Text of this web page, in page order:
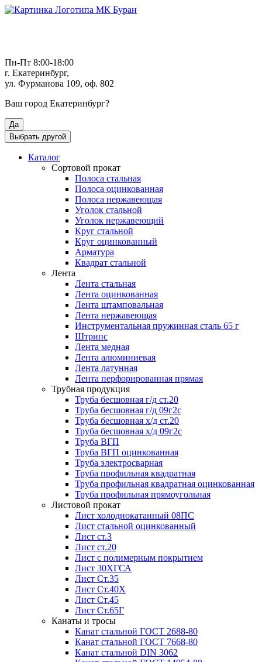
Пн-Пт 8:00-18:00
г. Екатеринбург,
ул. Фурманова 109, оф. 802
Ваш город Екатеринбург?
Да
Выбрать другой
Каталог
Сортовой прокат
Полоса стальная
Полоса оцинкованная
Полоса нержавеющая
Уголок стальной
Уголок нержавеющий
Круг стальной
Круг оцинкованный
Арматура
Квадрат стальной
Лента
Лента стальная
Лента оцинкованная
Лента штамповальная
Лента нержавеющая
Инструментальная пружинная сталь 65 г
Штрипс
Лента медная
Лента алюминиевая
Лента латунная
Лента перфорированная прямая
Трубная продукция
Труба бесшовная г/д ст.20
Труба бесшовная г/д 09г2с
Труба бесшовная х/д ст.20
Труба бесшовная х/д 09г2с
Труба ВГП
Труба ВГП оцинкованная
Труба электросварная
Труба профильная квадратная
Труба профильная квадратная оцинкованная
Труба профильная прямоугольная
Листовой прокат
Лист холоднокатанный 08ПС
Лист стальной оцинкованный
Лист ст.3
Лист ст.20
Лист с полимерным покрытием
Лист 30ХГСА
Лист Ст.35
Лист Ст.40Х
Лист Ст.45
Лист Ст.65Г
Канаты и тросы
Канат стальной ГОСТ 2688-80
Канат стальной ГОСТ 7668-80
Канат стальной DIN 3062